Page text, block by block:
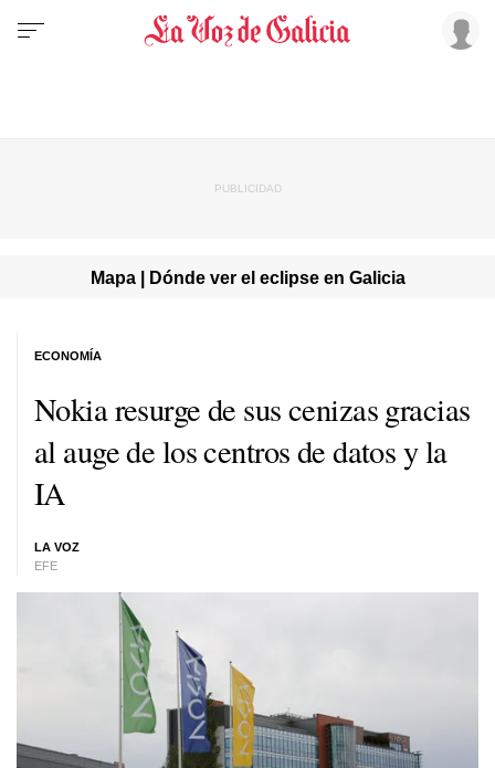
Mapa | Dónde ver el eclipse en Galicia
Nokia resurge de sus cenizas gracias
al auge de los centros de datos y la
IA
LA VOZ
EFE
ECONOMÍA